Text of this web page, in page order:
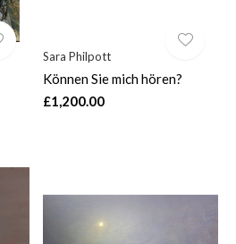
Sara Philpott
Können Sie mich hören?
£1,200.00